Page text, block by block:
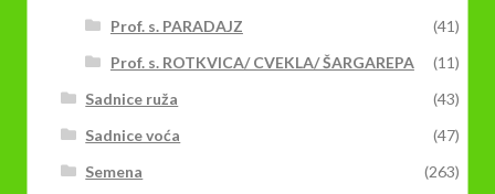
Prof. s. PARADAJZ
(41)
Prof. s. ROTKVICA/ CVEKLA/ ŠARGAREPA
(11)
Sadnice ruža
(43)
Sadnice voća
(47)
Semena
(263)